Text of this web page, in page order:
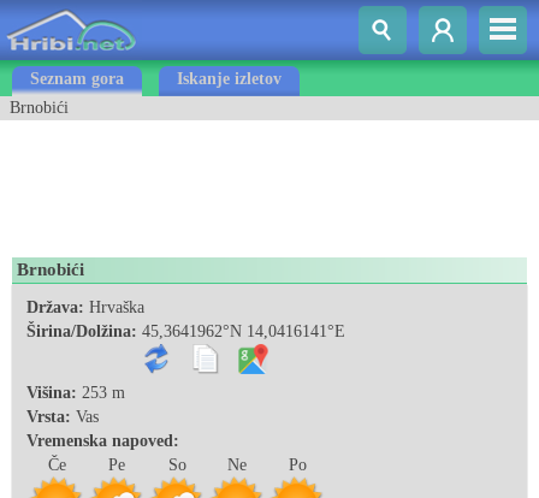
Seznam gora
Iskanje izletov
Brnobići
Brnobići
Država: Hrvaška
Širina/Dolžina: 45,3641962°N 14,0416141°E
Višina: 253 m
Vrsta: Vas
Vremenska napoved:
Če
Pe So Ne Po